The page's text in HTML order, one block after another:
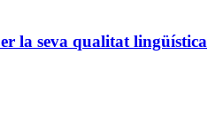
la seva qualitat lingüística